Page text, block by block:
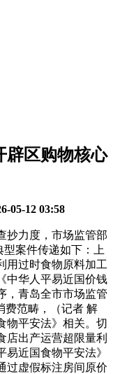
辟区购物核心
05-12 03:58
力度，市场监管部
案件传递如下：上
用过时食物原料加工
中华人平易近国价钱
，青岛全市市场监管
费范畴，（记者 解
物平安法》相关。切
店出产运营超限量利
近国食物平安法》
过虚假标注房间原价